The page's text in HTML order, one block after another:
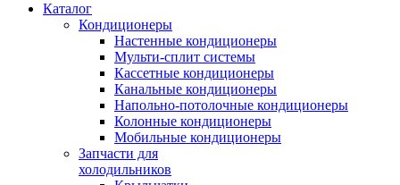
Каталог
Кондиционеры
Настенные кондиционеры
Мульти-сплит системы
Кассетные кондиционеры
Канальные кондиционеры
Напольно-потолочные кондиционеры
Колонные кондиционеры
Мобильные кондиционеры
Запчасти для
холодильников